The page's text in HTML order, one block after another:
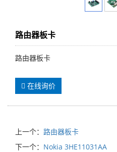
路由器板卡
路由器板卡
在线询价
上一个： 路由器板卡
下一个： Nokia 3HE11031AA